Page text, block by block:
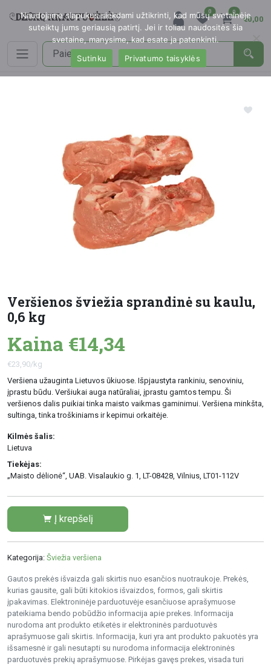
0 0
€0,00
Veršienos šviežia sprandinė su kaulu,
0,6 kg
Kaina €14,34
€23,90/kg
Veršiena užauginta Lietuvos ūkiuose. Išpjaustyta rankiniu, senoviniu,
įprastu būdu. Veršiukai auga natūraliai, įprastu gamtos tempu. Ši
veršienos dalis puikiai tinka maisto vaikmas gaminimui. Veršiena minkšta,
sultinga, tinka troškiniams ir kepimui orkaitėje.
Kilmės šalis:
Lietuva
Tiekėjas:
„Maisto dėlionė“, UAB. Visalaukio g. 1, LT-08428, Vilnius, LT01-112V
Į krepšelį
Kategorija: Šviežia veršiena
Gautos prekės išvaizda gali skirtis nuo esančios nuotraukoje. Prekės,
kurias gausite, gali būti kitokios išvaizdos, formos, gali skirtis
įpakavimas. Elektroninėje parduotuvėje esančiuose aprašymuose
pateikiama bendo pobūdžio informacija apie prekes. Informacija
nurodoma ant produkto etiketės ir elektroninės parduotuvės
aprašymuose gali skirtis. Informacija, kuri yra ant produkto pakuotės yra
išsamesnė ir gali nesutapti su nurodoma informacija elektroninės
parduotuvės prekių aprašymuose. Pirkėjas gavęs prekes, visada turi
Naudojame slapukus siekdami užtikrinti, kad mūsų svetainėje
suteiktų jums geriausią patirtį. Jei ir toliau naudositės šia
svetaine, manysime, kad esate ja patenkinti.
Sutinku
Privatumo taisyklės